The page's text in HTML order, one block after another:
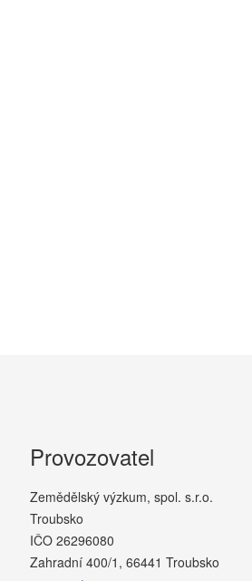
Provozovatel
Zemědělský výzkum, spol. s.r.o.
Troubsko
IČO 26296080
Zahradní 400/1, 66441 Troubsko